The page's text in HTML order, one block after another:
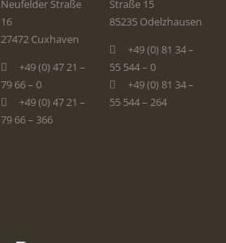
Neufelder Straße
16
27472 Cuxhaven
+49 (0) 47 21 –
79 66 – 0
+49 (0) 47 21 –
79 66 – 366
Straße 15
85235 Odelzhausen
+49 (0) 81 34 –
55 544 – 0
+49 (0) 81 34 –
55 544 – 264